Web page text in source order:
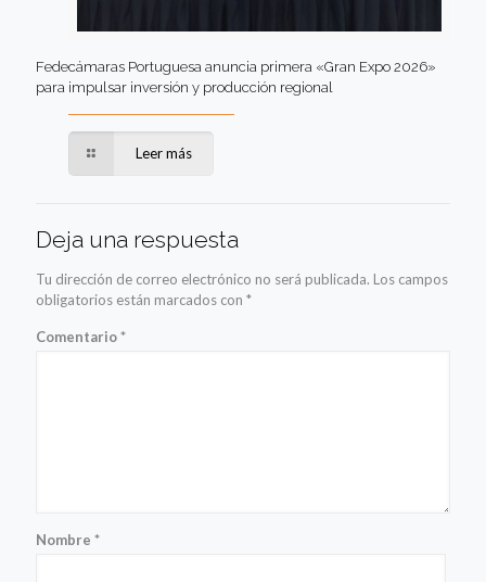
Fedecámaras Portuguesa anuncia primera «Gran Expo 2026»
para impulsar inversión y producción regional
Leer más
Deja una respuesta
Tu dirección de correo electrónico no será publicada. Los campos
obligatorios están marcados con *
Comentario*
Nombre *